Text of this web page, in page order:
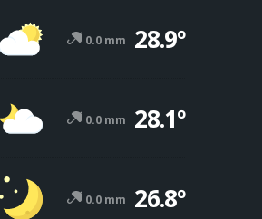
0.0 mm 28.9º
0.0 mm 28.1º
0.0 mm 26.8º